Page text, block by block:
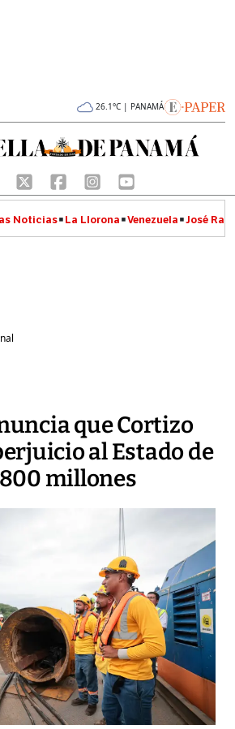
26.1°C | PANAMÁ
Noticias La Llorona Venezuela José
que Cortizo
al Estado de
millones